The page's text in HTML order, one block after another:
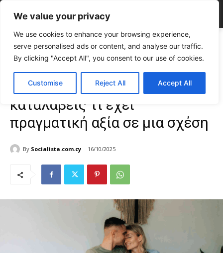
We value your privacy
We use cookies to enhance your browsing experience,
serve personalised ads or content, and analyse our traffic.
By clicking "Accept All", you consent to our use of cookies.
Customise Reject All Accept All
Home LIFE
Λόγια ή πράξεις; Πώς να καταλάβεις τι έχει πραγματική
αξία σε μια...
Λόγια ή πράξεις; Πώς να
καταλάβεις τι έχει
πραγματική αξία σε μια σχέση
By Socialista.com.cy 16/10/2025